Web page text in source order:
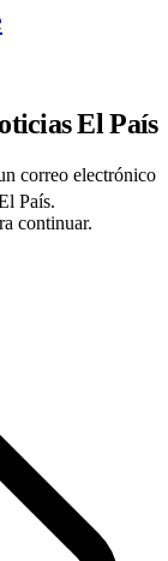
El País
correo electrónico
País.
continuar.